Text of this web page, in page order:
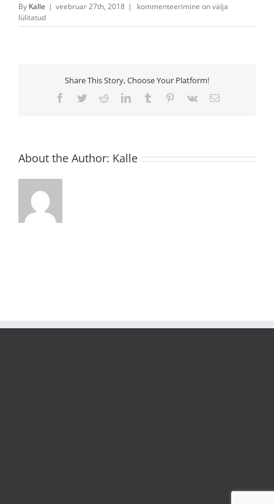
By Kalle | veebruar 27th, 2018 |
Ukselink
CR
kommenteerimine on välja
lülitatud
Share This Story, Choose Your Platform!
Facebook
TwitterRedditLinkedInTumblr Pinterest
Vk Email
About the Author: Kalle